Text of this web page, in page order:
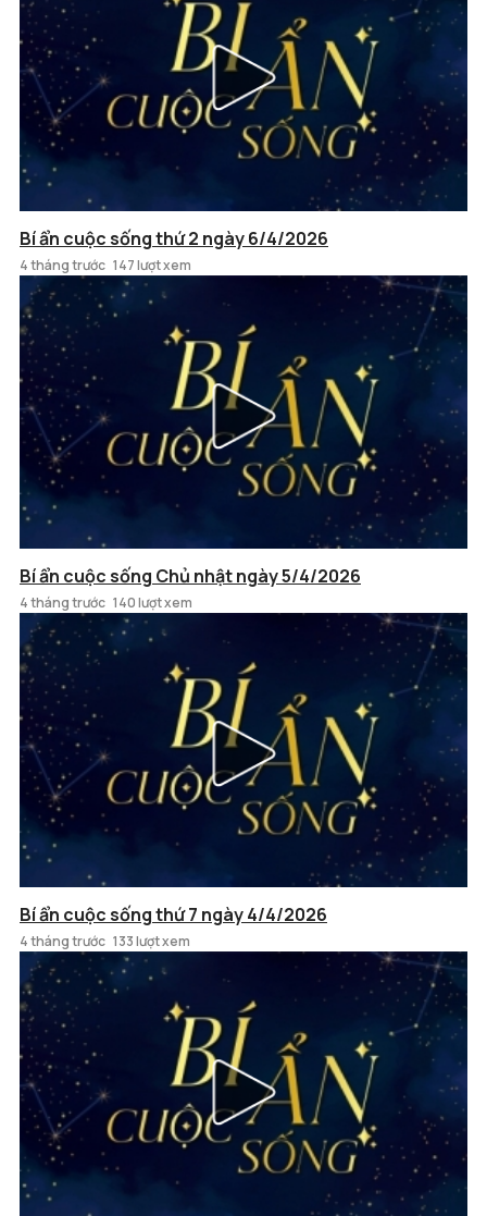
Bí ẩn cuộc sống thứ 2 ngày 6/4/2026
4 tháng trước 147 lượt xem
Bí ẩn cuộc sống Chủ nhật ngày 5/4/2026
4 tháng trước 140 lượt xem
Bí ẩn cuộc sống thứ 7 ngày 4/4/2026
4 tháng trước 133 lượt xem